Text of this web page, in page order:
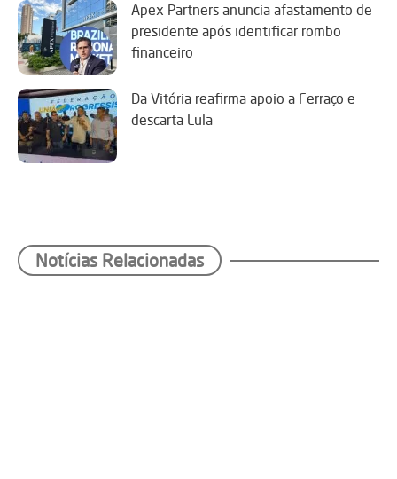
Apex Partners anuncia afastamento de
presidente após identificar rombo
financeiro
Da Vitória reafirma apoio a Ferraço e
descarta Lula
Notícias Relacionadas